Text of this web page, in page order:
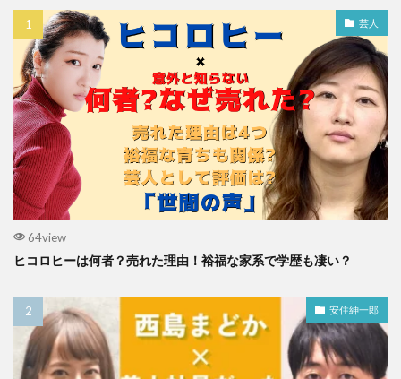
芸人
64view
ヒコロヒーは何者？売れた理由！裕福な家系で学歴も凄い？
安住紳一郎